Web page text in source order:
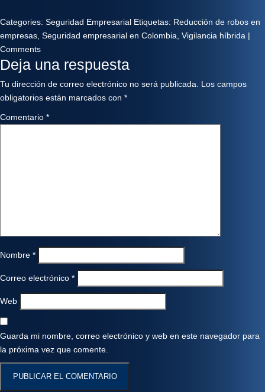
Categories: Seguridad Empresarial Etiquetas: Reducción de robos en
empresas Seguridad empresarial en Colombia Vigilancia híbrida |
Comments
Deja una respuesta
Tu dirección de correo electrónico no será publicada.
Los campos
obligatorios están marcados con *
Comentario *
Nombre *
Correo electrónico *
Web
Guarda mi nombre, correo electrónico y web en este navegador para
la próxima vez que comente.